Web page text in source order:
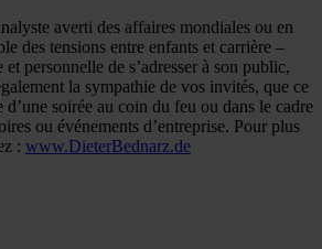
averti des affaires mondiales ou en
des tensions entre enfants et carrière –
personnelle de s’adresser à son public,
la sympathie de vos invités, que ce
d’une soirée au coin du feu ou dans le cadre
ou événements d’entreprise. Pour plus
: www.DieterBednarz.de